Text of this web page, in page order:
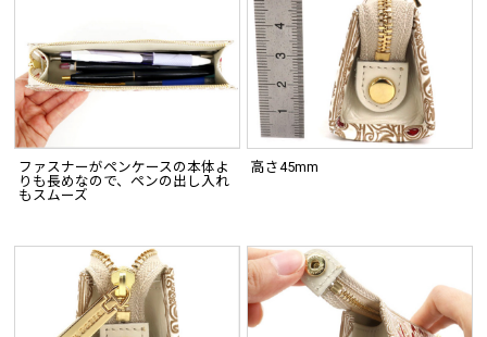
ファスナーがペンケースの本体よ
りも長めなので、ペンの出し入れ
もスムーズ
高さ45mm